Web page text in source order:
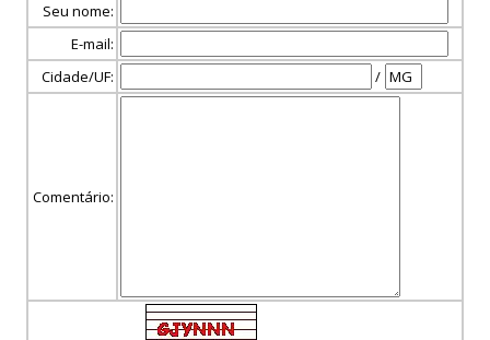
Seu nome:
E-mail:
Cidade/UF:
/
Comentário: